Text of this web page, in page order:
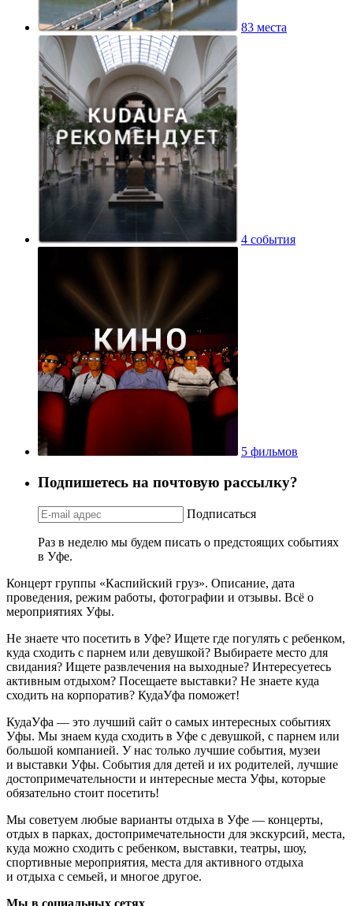
83 места
4 события
5 фильмов
Подпишетесь на почтовую рассылку?
Подписаться
Раз в неделю мы будем писать о предстоящих событиях
в Уфе.
Концерт группы «Каспийский груз». Описание, дата
проведения, режим работы, фотографии и отзывы. Всё о
мероприятиях Уфы.
Не знаете что посетить в Уфе? Ищете где погулять с ребенком,
куда сходить с парнем или девушкой? Выбираете место для
свидания? Ищете развлечения на выходные? Интересуетесь
активным отдыхом? Посещаете выставки? Не знаете куда
сходить на корпоратив? КудаУфа поможет!
КудаУфа — это лучший сайт о самых интересных событиях
Уфы. Мы знаем куда сходить в Уфе с девушкой, с парнем или
большой компанией. У нас только лучшие события, музеи
и выставки Уфы. События для детей и их родителей, лучшие
достопримечательности и интересные места Уфы, которые
обязательно стоит посетить!
Мы советуем любые варианты отдыха в Уфе — концерты,
отдых в парках, достопримечательности для экскурсий, места,
куда можно сходить с ребенком, выставки, театры, шоу,
спортивные мероприятия, места для активного отдыха
и отдыха с семьей, и многое другое.
Мы в социальных сетях